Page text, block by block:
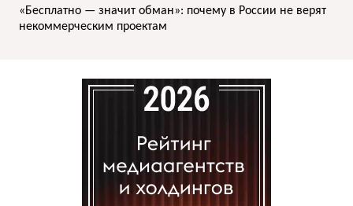
«Бесплатно — значит обман»: почему в России не верят
некоммерческим проектам